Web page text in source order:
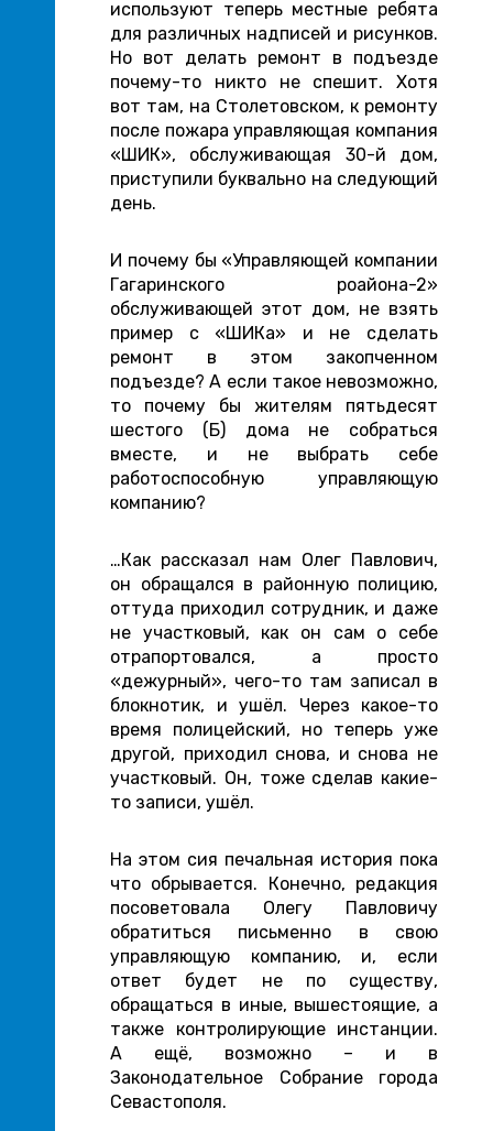
используют теперь местные ребята
для различных надписей и рисунков.
Но вот делать ремонт в подъезде
почему-то никто не спешит. Хотя
вот там, на Столетовском, к ремонту
после пожара управляющая компания
«ШИК», обслуживающая 30-й дом,
приступили буквально на следующий
день.
И почему бы «Управляющей компании
Гагаринского роайона-2»
обслуживающей этот дом, не взять
пример с «ШИКа» и не сделать
ремонт в этом закопченном
подъезде? А если такое невозможно,
то почему бы жителям пятьдесят
шестого (Б) дома не собраться
вместе, и не выбрать себе
работоспособную управляющую
компанию?
…Как рассказал нам Олег Павлович,
он обращался в районную полицию,
оттуда приходил сотрудник, и даже
не участковый, как он сам о себе
отрапортовался, а просто
«дежурный», чего-то там записал в
блокнотик, и ушёл. Через какое-то
время полицейский, но теперь уже
другой, приходил снова, и снова не
участковый. Он, тоже сделав какие-
то записи, ушёл.
На этом сия печальная история пока
что обрывается. Конечно, редакция
посоветовала Олегу Павловичу
обратиться письменно в свою
управляющую компанию, и, если
ответ будет не по существу,
обращаться в иные, вышестоящие, а
также контролирующие инстанции.
А ещё, возможно – и в
Законодательное Собрание города
Севастополя.